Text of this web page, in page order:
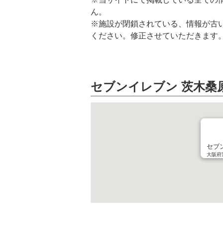
ん。
※施設が閉鎖されている、情報が
ください。修正させていただきます
セブンイレブン 茨木桑
セブ
大阪府